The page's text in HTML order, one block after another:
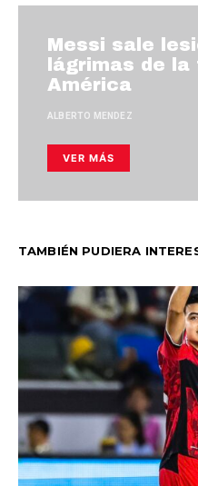
Messi sale
lágrimas de la
América
ALBERTO MENDEZ
VER MÁS
TAMBIÉN PUDIERA